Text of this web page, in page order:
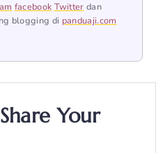
facebook Twitter dan
blogging di panduaji.com
Your